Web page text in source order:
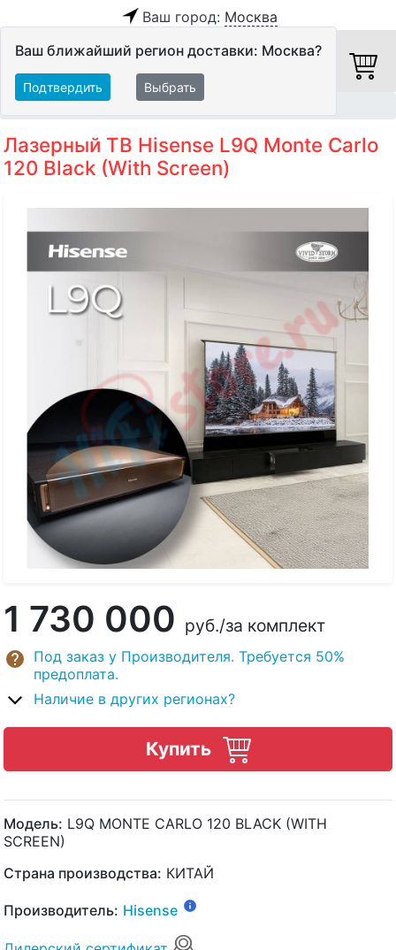
Ваш город: Москва
Ваш ближайший регион доставки: Москва?
Подтвердить Выбрать
Лазерный ТВ Hisense L9Q Monte Carlo
120 Black (With Screen)
1 730 000 руб./за комплект
Под заказ у Производителя. Требуется 50%
предоплата.
Наличие в других регионах?
Купить
Модель: L9Q MONTE CARLO 120 BLACK (WITH
SCREEN)
Страна производства: КИТАЙ
Производитель: Hisense